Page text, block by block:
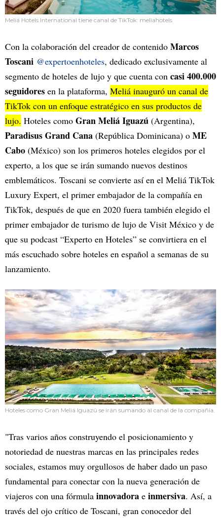
Meliá Hotels International tiene canal de TikTok: meliahotels
Con la colaboración del creador de contenido Marcos
Toscani @expertoenhoteles, dedicado exclusivamente al
segmento de hoteles de lujo y que cuenta con casi 400.000
seguidores en la plataforma, Meliá inauguró un canal de
TikTok con un enfoque estratégico en sus productos de
lujo. Hoteles como Gran Meliá Iguazú (Argentina),
Paradisus Grand Cana (República Dominicana) o ME
Cabo (México) son los primeros hoteles elegidos por el
experto, a los que se irán sumando nuevos destinos
emblemáticos. Toscani se convierte así en el Meliá TikTok
Luxury Expert, el primer embajador de la compañía en
TikTok, después de que en 2020 fuera también elegido el
primer embajador de turismo de lujo de Visit México y de
que su podcast “Experto en Hoteles” se convirtiera en el
más escuchado sobre hoteles en español a semanas de su
lanzamiento.
Hoteles como Gran Meliá Iguazú se irán sumando al canal de la compañía.
"Tras varios años construyendo el posicionamiento y
notoriedad de nuestras marcas en las principales redes
sociales, estamos muy orgullosos de haber dado un paso
fundamental para conectar con la nueva generación de
viajeros con una fórmula innovadora e inmersiva. Así, a
través del ojo crítico de Toscani, gran conocedor del